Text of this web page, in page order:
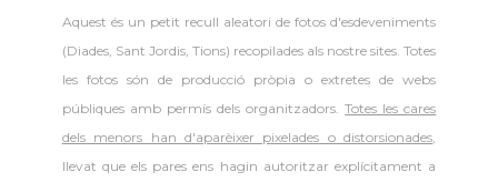
Aquest és un petit recull aleatori defotos d'esdeveniments
(Diades, Sant Jordis, Tions) recopilades als nostre sites. Totes
les fotos són de producció pròpia o extretes de webs
públiques amb permís dels organitzadors.Totes les cares
dels menors han d'aparèixer pixelades o distorsionades,
llevat que els pares ens hagin autoritzar explícitament a